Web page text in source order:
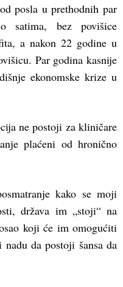
posla u prethodnih par
satima, bez povišice
a nakon 22 godine u
Par godina kasnije
ekonomske krize u
ne postoji za kliničare
plaćeni od hronično
kako se moji
država im „stoji“ na
koji će im omogućiti
da postoji šansa da